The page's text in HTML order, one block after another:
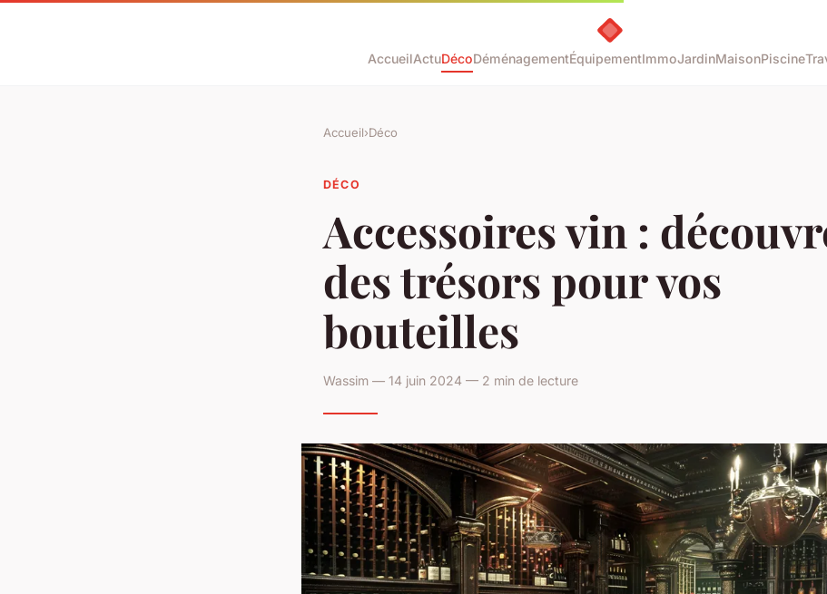
AccueilActuDécoDéménagementÉquipementImmoJardinMaisonPiscine
Accueil›Déco
DÉCO
Accessoires vin :
des trésors pour vos
bouteilles
Wassim — 14 juin 2024 — 2 min de lecture